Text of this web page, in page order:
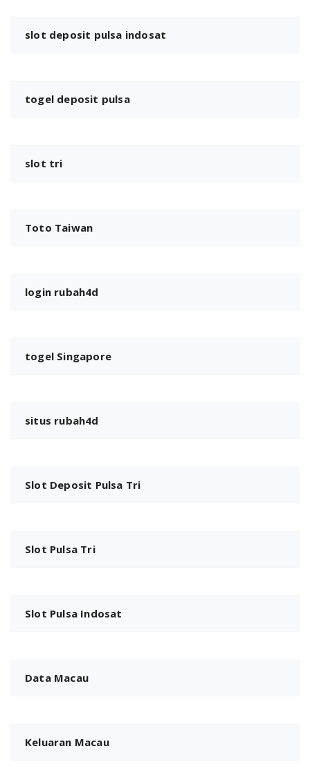
slot deposit pulsa indosat
togel deposit pulsa
slot tri
Toto Taiwan
login rubah4d
togel Singapore
situs rubah4d
Slot Deposit Pulsa Tri
Slot Pulsa Tri
Slot Pulsa Indosat
Data Macau
Keluaran Macau